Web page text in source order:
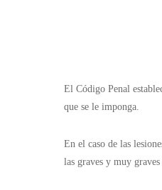
El Código Penal
que se le imponga.
En el caso de las
las graves y muy